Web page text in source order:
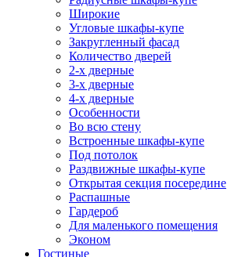
Широкие
Угловые шкафы-купе
Закругленный фасад
Количество дверей
2-х дверные
3-х дверные
4-х дверные
Особенности
Во всю стену
Встроенные шкафы-купе
Под потолок
Раздвижные шкафы-купе
Открытая секция посередине
Распашные
Гардероб
Для маленького помещения
Эконом
Гостиные